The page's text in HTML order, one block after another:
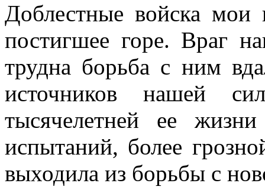
Доблестные войска
постигшее горе. Враг
трудна борьба с ним
источников нашей
тысячелетней ее
испытаний, бо­лее
выхо­дила из борьбы с